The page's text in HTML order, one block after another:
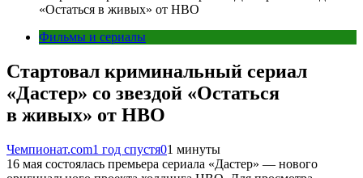
«Остаться в живых» от HBO
Фильмы и сериалы
Стартовал криминальный сериал
«Дастер» со звездой «Остаться
в живых» от HBO
Чемпионат.com1 год спустя01 минуты
16 мая состоялась премьера сериала «Дастер» — нового